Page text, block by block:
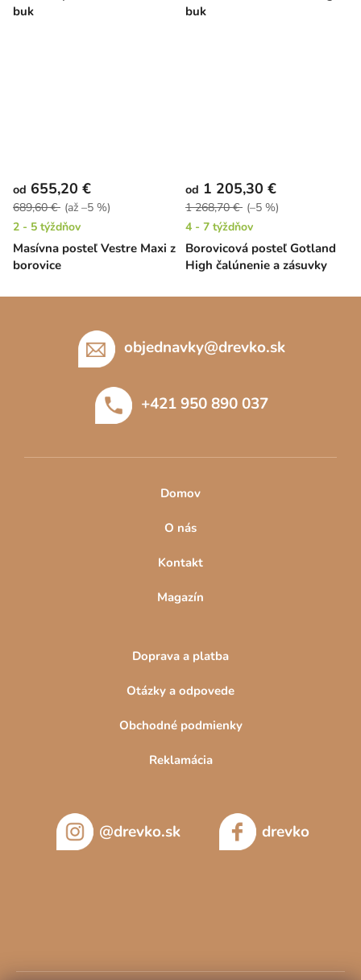
buk
buk
Masívna posteľ Vestre Maxi z
borovice
od 655,20 €
689,60 € (až –5 %)
2 - 5 týždňov
Borovicová posteľ Gotland
High čalúnenie a zásuvky
od 1 205,30 €
1 268,70 € (–5 %)
4 - 7 týždňov
objednavky@drevko.sk
+421 950 890 037
Domov
O nás
Kontakt
Magazín
Doprava a platba
Otázky a odpovede
Obchodné podmienky
Reklamácia
@drevko.sk drevko